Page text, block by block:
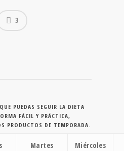
3
PUEDAS SEGUIR LA DIETA
FÁCIL Y PRÁCTICA,
PRODUCTOS DE TEMPORADA.
Martes Miércoles